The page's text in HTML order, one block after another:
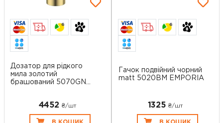
6
Дозатор для рідкого
мила золотий
брашований 5070GN...
4452 ₴/шт
6
Гачок подвійний чорний
matt 5020BM EMPORIA
1325 ₴/шт